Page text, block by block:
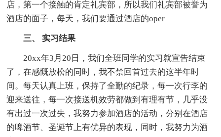
店，第一个接触的肯定礼宾部，所以我们礼宾部被誉为
酒店的面子，每天，我们要通过酒店的oper
三、 实习结果
20xx年3月20日，我们全班同学的实习就宣告结束
了，在感慨放松的同时，我不禁回首过去的这半年时
间。每天认真上班，保持了全勤的纪录，每一次行李的
迎来送往，每一次接送机效劳都做到有理有节，几乎没
有出过一次过失，我努力参加酒店的活动，分别在酒店
的啤酒节、圣诞节上有优异的表现，同时，我努力为酒